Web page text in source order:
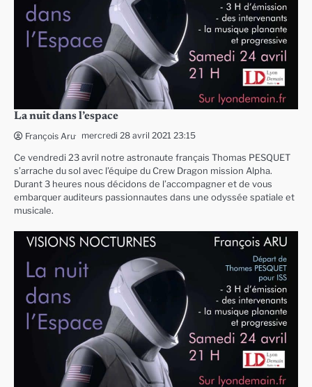
La nuit dans l’espace
François Aru mercredi 28 avril 2021 23:15
Ce vendredi 23 avril notre astronaute français Thomas PESQUET
s’arrache du sol avec l’équipe du Crew Dragon mission Alpha.
Durant 3 heures nous décidons de l’accompagner et de vous
embarquer auditeurs passionnautes dans une odyssée spatiale et
musicale.